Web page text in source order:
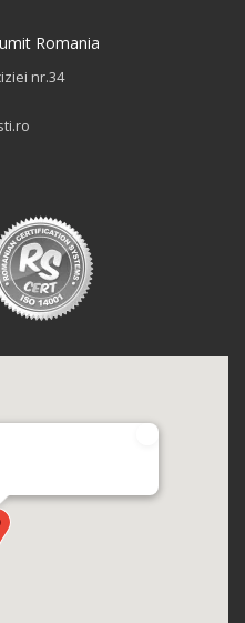
Romania
nr.34